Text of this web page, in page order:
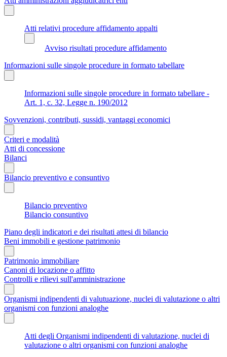
Atti relativi procedure affidamento appalti
Avviso risultati procedure affidamento
Informazioni sulle singole procedure in formato tabellare
Informazioni sulle singole procedure in formato tabellare -
Art. 1, c. 32, Legge n. 190/2012
Sovvenzioni, contributi, sussidi, vantaggi economici
Criteri e modalità
Atti di concessione
Bilanci
Bilancio preventivo e consuntivo
Bilancio preventivo
Bilancio consuntivo
Piano degli indicatori e dei risultati attesi di bilancio
Beni immobili e gestione patrimonio
Patrimonio immobiliare
Canoni di locazione o affitto
Controlli e rilievi sull'amministrazione
Organismi indipendenti di valutuazione, nuclei di valutazione o altri
organismi con funzioni analoghe
Atti degli Organismi indipendenti di valutazione, nuclei di
valutazione o altri organismi con funzioni analoghe